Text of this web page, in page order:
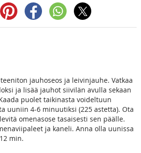
jauhoseos ja leivinjauhe. Vatkaa
ja lisää jauhot siivilän avulla sekaan
puolet taikinasta voideltuun
uuniin 4-6 minuutiksi (225 astetta). Ota
omenasose tasaisesti sen päälle.
ja kaneli. Anna olla uunissa
min.